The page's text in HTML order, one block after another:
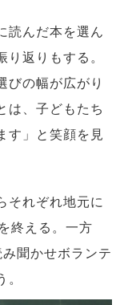
読んだ本を選ん
返りもする。
びの幅が広がり
は、子どもたち
す」と笑顔を見
それぞれ地元に
終える。一方
聞かせボランテ